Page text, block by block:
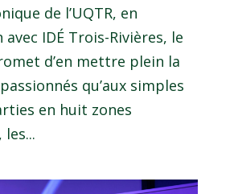
de l’UQTR, en
IDÉ Trois-Rivières, le
d’en mettre plein la
qu’aux simples
en huit zones